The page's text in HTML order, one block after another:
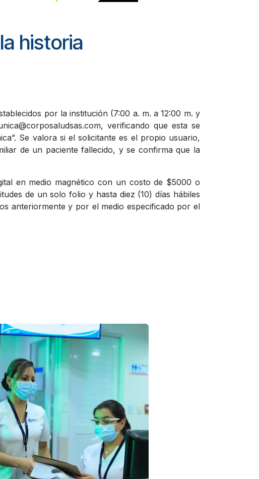
historia
por la institución (7:00 a. m. a 12:00 m. y
verificando que esta se
Se valora si el solicitante es el propio usuario,
de un paciente fallecido, y se confirma que la
en medio magnético con un costo de $5000 o
de un solo folio y hasta diez (10) días hábiles
anteriormente y por el medio especificado por el